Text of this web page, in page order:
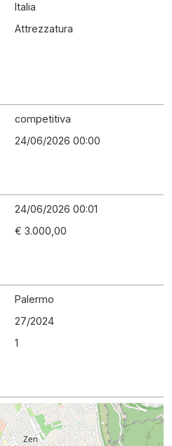
Italia
Attrezzatura
competitiva
24/06/2026 00:00
24/06/2026 00:01
€ 3.000,00
Palermo
27/2024
1